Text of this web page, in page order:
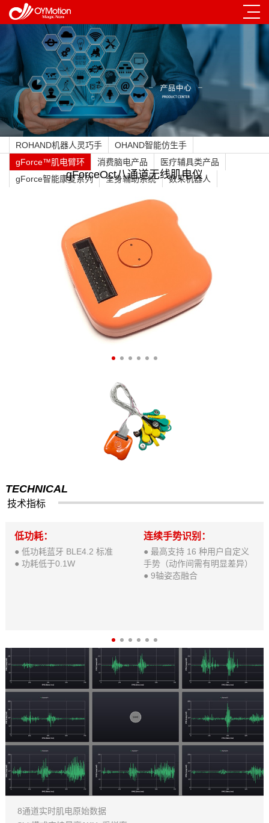
ROHAND机器人灵巧手
OHAND智能仿生手
gForce™肌电臂环
消费脑电产品
医疗辅具类产品
gForce智能康复系列
全身辅助系统 数采机器人
gForceOct八通道无线肌电仪
TECHNICAL
技术指标
低功耗：
● 低功耗蓝牙 BLE4.2 标准
● 功耗低于0.1W
连续手势识别：
● 最高支持 16 种用户自定义
手势（动作间需有明显差异）
● 9轴姿态融合
8通道实时肌电原始数据